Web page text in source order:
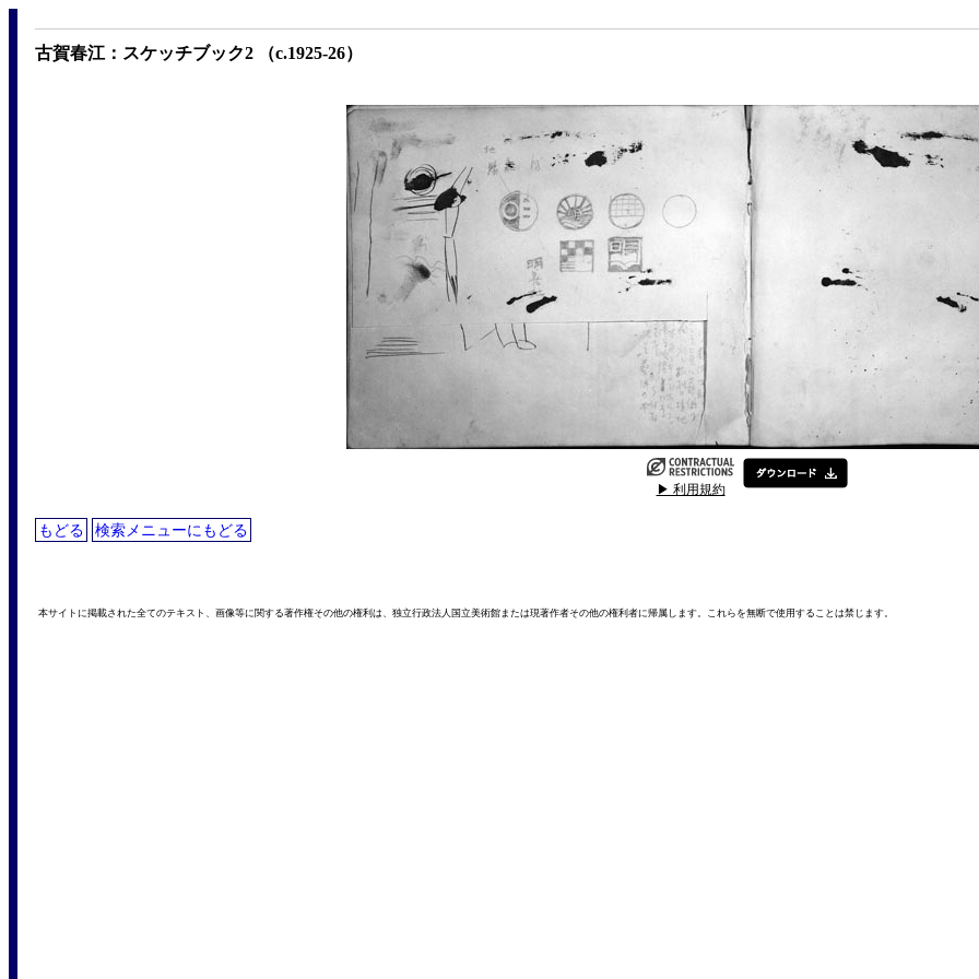
古賀春江：スケッチブック2 （c.1925-26）
▶ 利用規約
もどる 検索メニューにもどる
本サイトに掲載された全てのテキスト、画像等に関する著作権その他の権利は、独立行政法人国立美術館または現著作者その他の権利者に帰属します。これらを無断で使用することは禁じます。